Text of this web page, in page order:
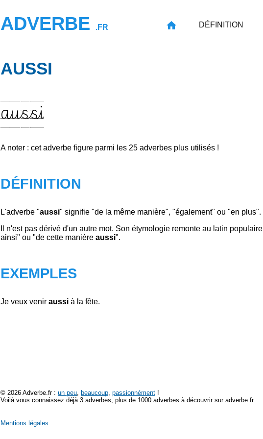
ADVERBE .FR DÉFINITION
AUSSI
aussi
A noter : cet adverbe figure parmi les 25 adverbes plus utilisés !
DÉFINITION
L'adverbe "aussi" signifie "de la même manière", "également" ou "en plus".
Il n'est pas dérivé d'un autre mot. Son étymologie remonte au latin populaire
ainsi" ou "de cette manière aussi".
EXEMPLES
Je veux venir aussi à la fête.
© 2026 Adverbe.fr : un peu, beaucoup, passionnément !
Voilà vous connaissez déjà 3 adverbes, plus de 1000 adverbes à découvrir sur adverbe.fr
Mentions légales